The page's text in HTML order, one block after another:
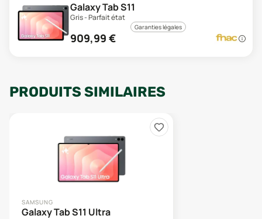
Galaxy Tab S11
Gris - Parfait état
Garanties légales
909,99 €
PRODUITS SIMILAIRES
SAMSUNG
Galaxy Tab S11 Ultra